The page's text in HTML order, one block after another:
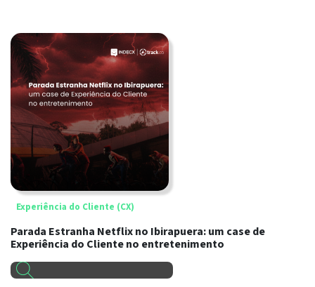
Experiência do Cliente (CX)
Parada Estranha Netflix no Ibirapuera: um case de
Experiência do Cliente no entretenimento